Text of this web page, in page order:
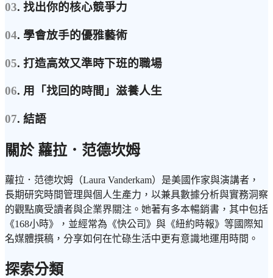
03. 找出你的核心競爭力
04. 學會放手的優雅藝術
05. 打造高效又準時下班的職場
06. 用「找回的時間」滋養人生
07. 結語
關於 蘿拉．范德坎姆
蘿拉．范德坎姆（Laura Vanderkam）是美國作家與演講者，
長期研究時間管理與個人生產力，以兼具數據分析與實務洞察
的觀點廣受讀者與企業界關注。她著有多本暢銷書，其中包括
《168小時》，並經常為《快公司》與《紐約時報》等國際知
名媒體撰稿，分享如何在忙碌生活中更有意識地運用時間。
探索分類